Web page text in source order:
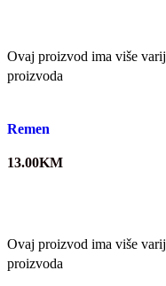
Ovaj proizvod ima više
proizvoda
Remen
13.00KM
Ovaj proizvod ima više
proizvoda